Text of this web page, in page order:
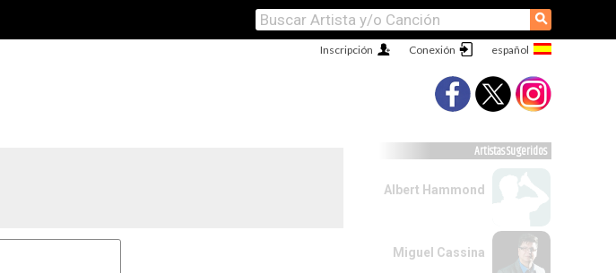
⚲
Conexión
Inscripción
Artistas Sugeridos
Albert Hammond
Miguel Cassina